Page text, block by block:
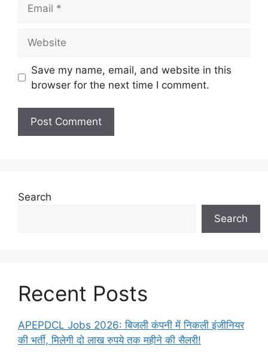
Save my name, email, and website in this
browser for the next time I comment.
Search
Search
Recent Posts
APEPDCL Jobs 2026: बिजली कंपनी में निकली इंजीनियर
की भर्ती, मिलेगी दो लाख रुपये तक महीने की सैलरी!